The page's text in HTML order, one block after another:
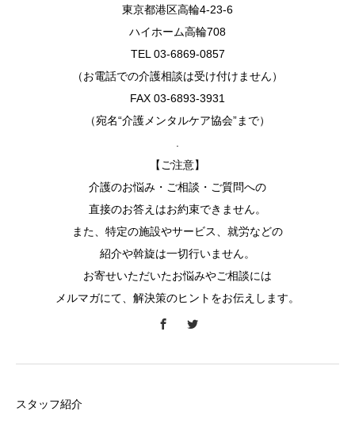
東京都港区高輪4-23-6
ハイホーム高輪708
TEL 03-6869-0857
（お電話での介護相談は受け付けません）
FAX 03-6893-3931
（宛名“介護メンタルケア協会”まで）
【ご注意】
介護のお悩み・ご相談・ご質問への
直接のお答えはお約束できません。
また、特定の施設やサービス、就労などの
紹介や斡旋は一切行いません。
お寄せいただいたお悩みやご相談には
メルマガにて、解決策のヒントをお伝えします。
スタッフ紹介